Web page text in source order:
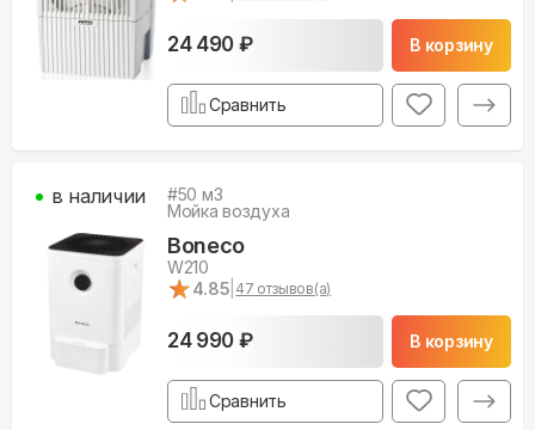
24 490 ₽ В корзину
Сравнить
#50 м3
Мойка воздуха
Boneco
W210
★
★4.85 47 отзывов(а)
24 990 ₽ В корзину
в наличии
Сравнить